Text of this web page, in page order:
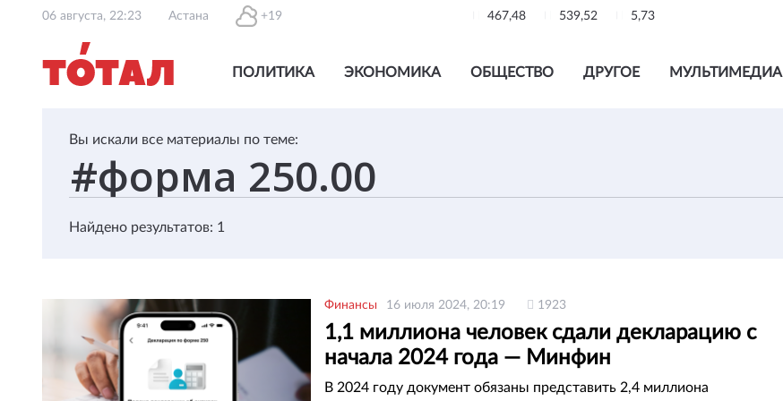
06 августа, 22:23 Астана +19 467,48 539,52 5,73
ПОЛИТИКА ЭКОНОМИКА ОБЩЕСТВО ДРУГОЕ МУЛЬТИМЕДИА
Вы искали все материалы по теме:
Найдено результатов: 1
Финансы 16 июля 2024, 20:19 1923
1,1 миллиона человек сдали декларацию с
начала 2024 года — Минфин
В 2024 году документ обязаны представить 2,4 миллиона